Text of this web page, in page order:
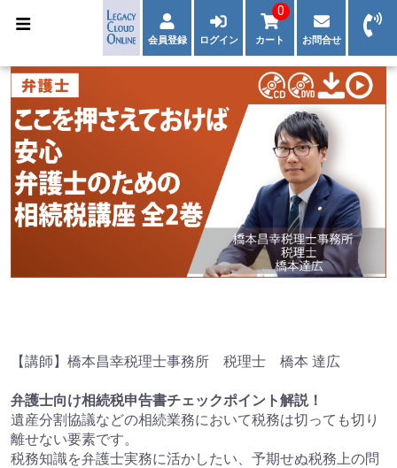
会員登録 ログイン カート
0
お問合せ
【講師】橋本昌幸税理士事務所 税理士 橋本 達広
弁護士向け相続税申告書チェックポイント解説！
遺産分割協議などの相続業務において税務は切っても切り
離せない要素です。
税務知識を弁護士実務に活かしたい、予期せぬ税務上の問